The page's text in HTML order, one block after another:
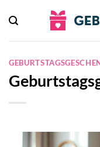
Inhalt
springen